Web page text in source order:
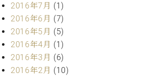
2016年7月 (1)
2016年6月 (7)
2016年5月 (5)
2016年4月 (1)
2016年3月 (6)
2016年2月 (10)